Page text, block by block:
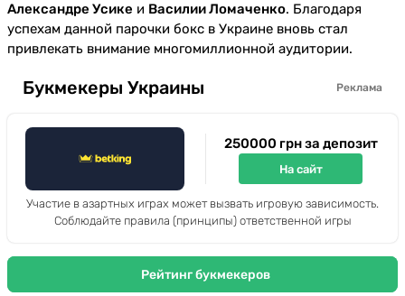
Александре Усике и Василии Ломаченко. Благодаря
успехам данной парочки бокс в Украине вновь стал
привлекать внимание многомиллионной аудитории.
Букмекеры Украины Реклама
250000 грн за депозит
На сайт
Участие в азартных играх может вызвать игровую зависимость.
Соблюдайте правила (принципы) ответственной игры
Рейтинг букмекеров